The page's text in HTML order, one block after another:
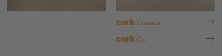
cork Essence
cork Go